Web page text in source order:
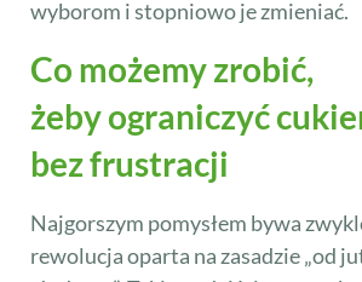
wyborom i stopniowo je zmieniać.
Co możemy zrobić,
żeby ograniczyć
bez frustracji
Najgorszym pomysłem bywa
rewolucja oparta na zasadzie „od